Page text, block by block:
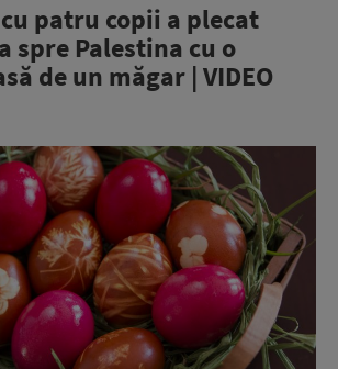
patru copii a plecat
spre Palestina cu o
de un măgar | VIDEO